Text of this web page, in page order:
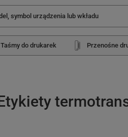
Taśmy do drukarek Przenośne